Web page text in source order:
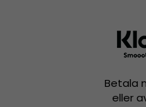
Betala
eller